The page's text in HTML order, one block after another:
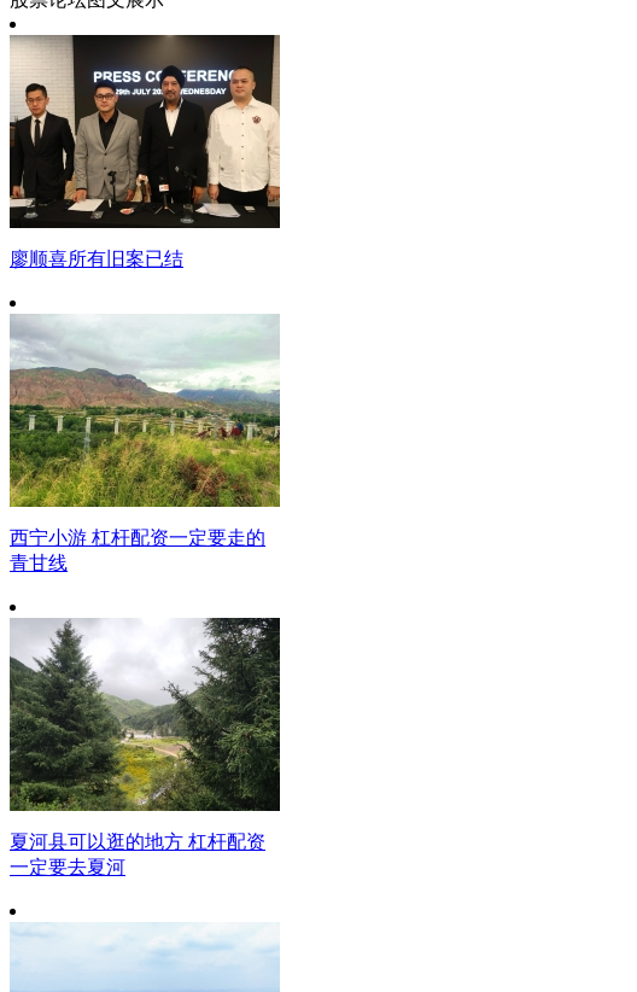
廖顺喜所有旧案已结
西宁小游 杠杆配资一定要走的
青甘线
夏河县可以逛的地方 杠杆配资
一定要去夏河